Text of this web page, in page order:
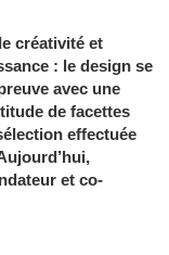
créativité et
: le design se
avec une
de facettes
effectuée
et co-